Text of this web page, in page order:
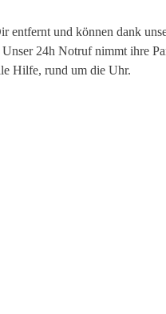
entfernt und können dank
24h Notruf nimmt ihre
Hilfe, rund um die Uhr.